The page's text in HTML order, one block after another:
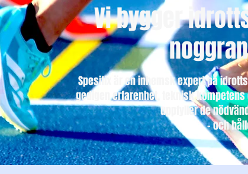
Vi bygger
Spesifix är en inhemsk expert på
gedigen erfarenhet, teknisk
uppfyller de
– och